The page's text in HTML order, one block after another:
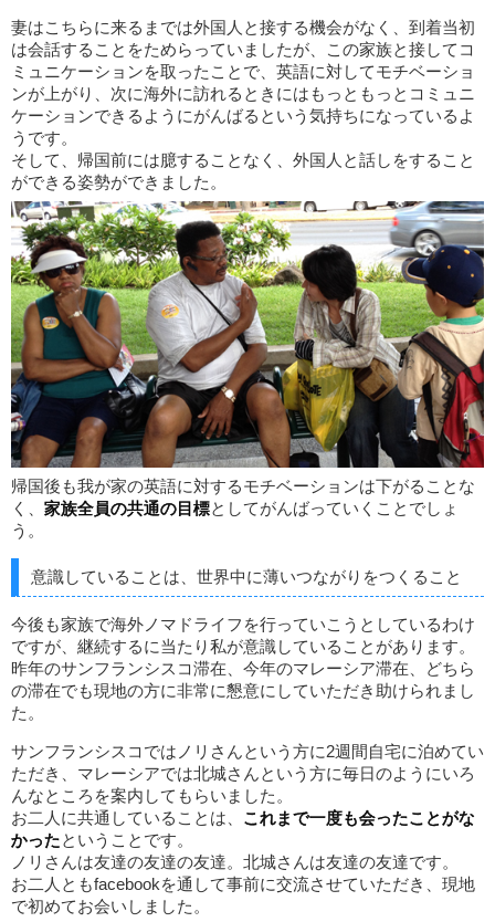
妻はこちらに来るまでは外国人と接する機会がなく、到着当初
は会話することをためらっていましたが、この家族と接してコ
ミュニケーションを取ったことで、英語に対してモチベーショ
ンが上がり、次に海外に訪れるときにはもっともっとコミュニ
ケーションできるようにがんばるという気持ちになっているよ
うです。
そして、帰国前には臆することなく、外国人と話しをすること
ができる姿勢ができました。
帰国後も我が家の英語に対するモチベーションは下がることな
く、 家族全員の共通の目標としてがんばっていくことでしょ
う。
意識していることは、世界中に薄いつながりをつくること
今後も家族で海外ノマドライフを行っていこうとしているわけ
ですが、継続するに当たり私が意識していることがあります。
昨年のサンフランシスコ滞在、今年のマレーシア滞在、どちら
の滞在でも現地の方に非常に懇意にしていただき助けられまし
た。
サンフランシスコではノリさんという方に2週間自宅に泊めてい
ただき、マレーシアでは北城さんという方に毎日のようにいろ
んなところを案内してもらいました。
お二人に共通していることは、 これまで一度も会ったことがな
かったということです。
ノリさんは友達の友達の友達。北城さんは友達の友達です。
お二人ともfacebookを通して事前に交流させていただき、現地
で初めてお会いしました。